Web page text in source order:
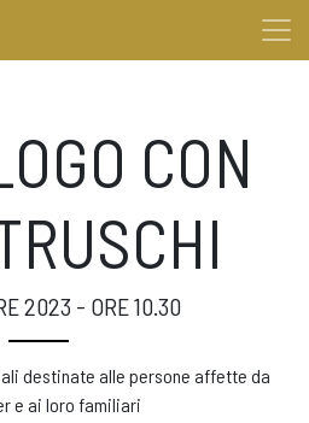
CON
2023 - ORE 10.30
destinate alle persone affette da
e ai loro familiari